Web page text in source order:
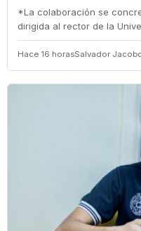
*La colaboración se
dirigida al rector de la
Hace 16 horasSalvador